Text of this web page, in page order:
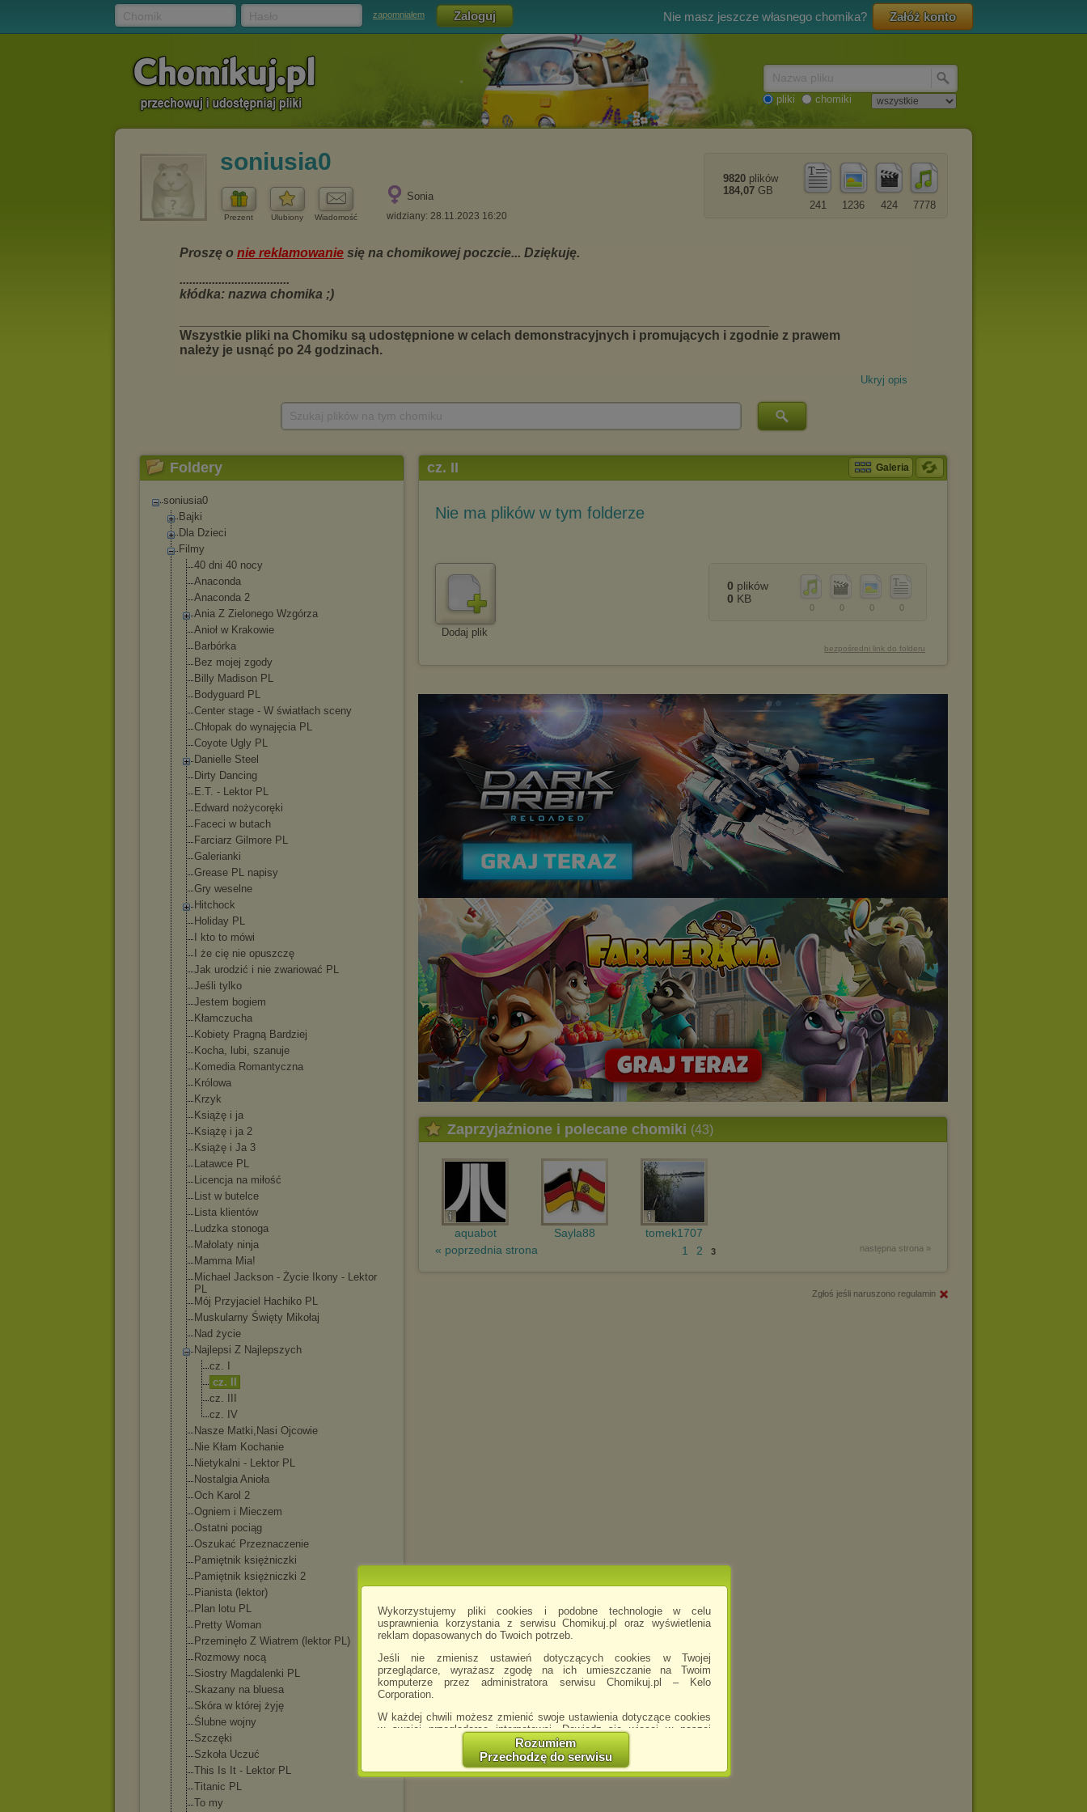
Wykorzystujemy pliki cookies i podobne technologie w celu
usprawnienia korzystania z serwisu Chomikuj.pl oraz wyświetlenia
reklam dopasowanych do Twoich potrzeb.
Jeśli nie zmienisz ustawień dotyczących cookies w Twojej
przeglądarce, wyrażasz zgodę na ich umieszczanie na Twoim
komputerze przez administratora serwisu Chomikuj.pl – Kelo
Corporation.
W każdej chwili możesz zmienić swoje ustawienia dotyczące cookies
w swojej przeglądarce internetowej. Dowiedz się więcej w naszej
http://chomikuj.pl/PolitykaPrywatnosci.aspx
Jednocześnie informujemy że zmiana ustawień przeglądarki może
spowodować ograniczenie korzystania ze strony Chomikuj.pl.
Rozumiem
Przechodzę do serwisu
zapomniałem Nie masz jeszcze własnego chomika? Załóż konto
pliki chomiki
soniusia0
Prezent Ulubiony Wiadomość
Sonia
widziany: 28.11.2023 16:20
7778
424
1236
241
9820 plików
184,07 GB
Ukryj opis
Foldery
soniusia0
Bajki
Dla Dzieci
Filmy
40 dni 40 nocy
Anaconda
Anaconda 2
Ania Z Zielonego Wzgórza
Anioł w Krakowie
Barbórka
Bez mojej zgody
Billy Madison PL
Bodyguard PL
Center stage - W światłach sceny
Chłopak do wynajęcia PL
Coyote Ugly PL
Danielle Steel
Dirty Dancing
E.T. - Lektor PL
Edward nożycoręki
Faceci w butach
Farciarz Gilmore PL
Galerianki
Grease PL napisy
Gry weselne
Hitchock
Holiday PL
I kto to mówi
I że cię nie opuszczę
Jak urodzić i nie zwariować PL
Jeśli tylko
Jestem bogiem
Kłamczucha
Kobiety Pragną Bardziej
Kocha, lubi, szanuje
Komedia Romantyczna
Królowa
Krzyk
Książę i ja
Książę i ja 2
Książę i Ja 3
Latawce PL
Licencja na miłość
List w butelce
Lista klientów
Ludzka stonoga
Małolaty ninja
Mamma Mia!
Michael Jackson - Życie Ikony - Lektor
PL
Mój Przyjaciel Hachiko PL
Muskularny Święty Mikołaj
Nad życie
Najlepsi Z Najlepszych
cz. I
cz. II
cz. III
cz. IV
Nasze Matki,Nasi Ojcowie
Nie Kłam Kochanie
Nietykalni - Lektor PL
Nostalgia Anioła
Och Karol 2
Ogniem i Mieczem
Ostatni pociąg
Oszukać Przeznaczenie
Pamiętnik księżniczki
Pamiętnik księżniczki 2
Pianista (lektor)
Plan lotu PL
Pretty Woman
Przeminęło Z Wiatrem (lektor PL)
Rozmowy nocą
Siostry Magdalenki PL
Skazany na bluesa
Skóra w której żyję
Ślubne wojny
Szczęki
Szkoła Uczuć
This Is It - Lektor PL
Titanic PL
To my
cz. II Galeria
Nie ma plików w tym folderze
Dodaj plik
0
0
0
0
0 plików
0 KB
bezpośredni link do folderu
Zaprzyjaźnione i polecane chomiki (43)
aquabot Sayla88
tomek1707
« poprzednia strona
następna strona »
1 2 3
Zgłoś jeśli naruszono regulamin